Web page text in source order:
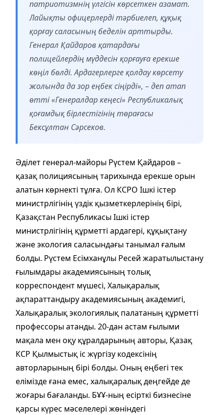
патриотизмнің үлгісін көрсеткен азамат.
Лайықты офицерлерді тәрбиелеп, құқық
қорғау саласының беделін арттырды.
Генерал Қайдаров қатардағы
полицейлердің мүддесін қорғауға ерекше
көңіл бөлді. Ардагерлерге қолдау көрсету
жолында да зор еңбек сіңірді», – деп атап
өтті «Генералдар кеңесі» Республикалық
қоғамдық бірлестігінің төрағасы
Бексұлтан Сәрсеков.
Әділет генерал-майоры Рүстем Қайдаров –
қазақ полициясының тарихында ерекше орын
алатын көрнекті тұлға. Ол КСРО Ішкі істер
министрлігінің үздік қызметкерлерінің бірі,
Қазақстан Республикасы Ішкі істер
министрлігінің құрметті ардагері, құқықтану
және экология саласындағы танымал ғалым
болды. Рүстем Есімханұлы Ресей жаратылыстану
ғылымдары академиясының толық
корреспондент мүшесі, Халықаралық
ақпараттандыру академиясының академигі,
Халықаралық экологиялық палатаның құрметті
профессоры атанды. 20-дан астам ғылыми
мақала мен оқу құралдарының авторы, Қазақ
КСР Қылмыстық іс жүргізу кодексінің
авторларының бірі болды. Оның еңбегі тек
елімізде ғана емес, халықаралық деңгейде де
жоғары бағаланды. БҰҰ-ның есірткі бизнесіне
қарсы күрес мәселелері жөніндегі